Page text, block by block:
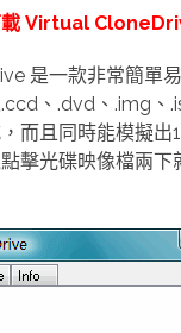
載 Virtual
是一款非常簡單
、.dvd、.img、
而且同時能模擬出
擊光碟映像檔兩下